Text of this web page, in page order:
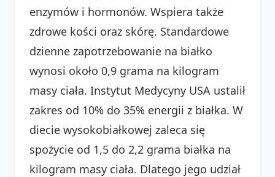
enzymów i hormonów. Wspiera także
zdrowe kości oraz skórę. Standardowe
dzienne zapotrzebowanie na białko
wynosi około 0,9 grama na kilogram
masy ciała. Instytut Medycyny USA ustalił
zakres od 10% do 35% energii z białka. W
diecie wysokobiałkowej zaleca się
spożycie od 1,5 do 2,2 grama białka na
kilogram masy ciała. Dlatego jego udział